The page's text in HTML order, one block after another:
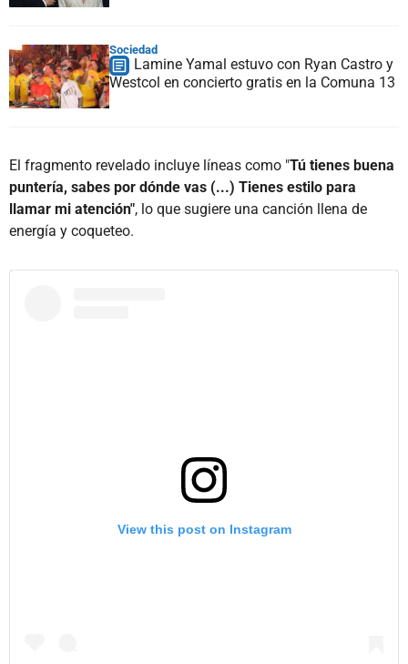
Sociedad
Lamine Yamal estuvo con Ryan Castro y
Westcol en concierto gratis en la Comuna 13
El fragmento revelado incluye líneas como "Tú tienes buena
puntería, sabes por dónde vas (...) Tienes estilo para
llamar mi atención", lo que sugiere una canción llena de
energía y coqueteo.
View this post on Instagram